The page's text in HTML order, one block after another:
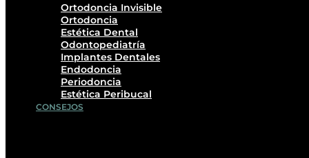
Ortodoncia Invisible
Ortodoncia
Estética Dental
Odontopediatría
Implantes Dentales
Endodoncia
Periodoncia
Estética Peribucal
CONSEJOS